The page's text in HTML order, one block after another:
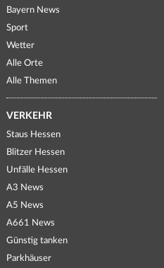
Bayern News
Sport
Wetter
Alle Orte
Alle Themen
VERKEHR
Staus Hessen
Blitzer Hessen
Unfälle Hessen
A3 News
A5 News
A661 News
Günstig tanken
Parkhäuser